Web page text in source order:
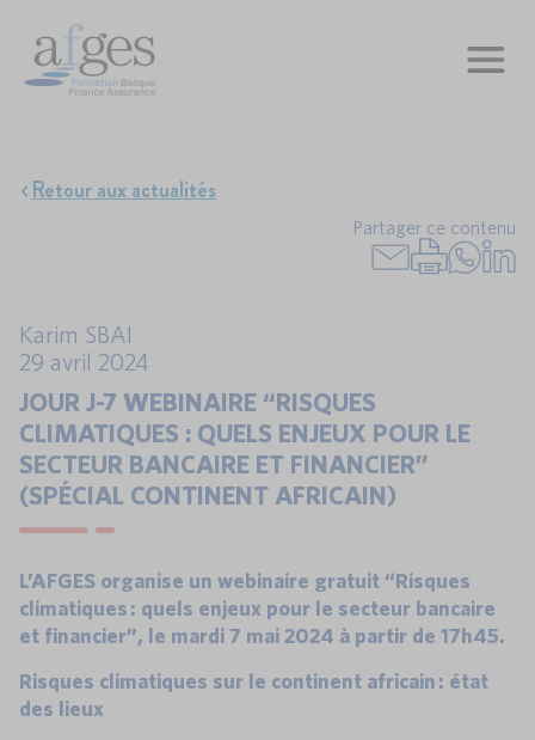
Retour aux actualités
Partager ce contenu
Karim SBAI
29 avril 2024
JOUR J-7 WEBINAIRE “RISQUES
CLIMATIQUES : QUELS ENJEUX POUR LE
SECTEUR BANCAIRE ET FINANCIER”
(SPÉCIAL CONTINENT AFRICAIN)
L’AFGES organise un webinaire gratuit “Risques
climatiques : quels enjeux pour le secteur bancaire
et financier”, le mardi 7 mai 2024 à partir de 17h45.
Risques climatiques sur le continent africain : état
des lieux